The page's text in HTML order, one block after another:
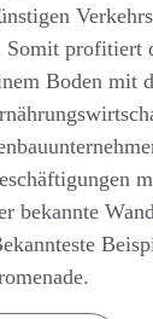
Somit profitiert
Boden mit
bekannte